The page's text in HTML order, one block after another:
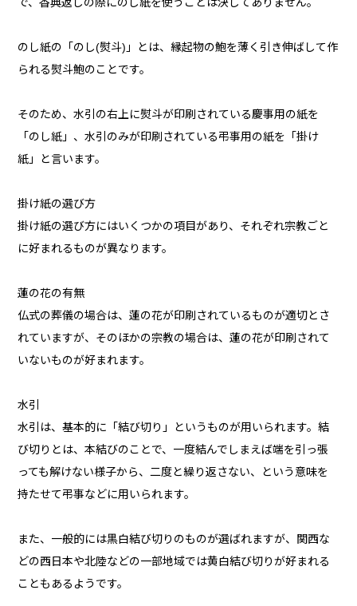
で、香典返しの際にのし紙を使うことは決してありません。
のし紙の「のし(熨斗)」とは、縁起物の鮑を薄く引き伸ばして作
られる熨斗鮑のことです。
そのため、水引の右上に熨斗が印刷されている慶事用の紙を
「のし紙」、水引のみが印刷されている弔事用の紙を「掛け
紙」と言います。
掛け紙の選び方
掛け紙の選び方にはいくつかの項目があり、それぞれ宗教ごと
に好まれるものが異なります。
蓮の花の有無
仏式の葬儀の場合は、蓮の花が印刷されているものが適切とさ
れていますが、そのほかの宗教の場合は、蓮の花が印刷されて
いないものが好まれます。
水引
水引は、基本的に「結び切り」というものが用いられます。結
び切りとは、本結びのことで、一度結んでしまえば端を引っ張
っても解けない様子から、二度と繰り返さない、という意味を
持たせて弔事などに用いられます。
また、一般的には黒白結び切りのものが選ばれますが、関西な
どの西日本や北陸などの一部地域では黄白結び切りが好まれる
こともあるようです。